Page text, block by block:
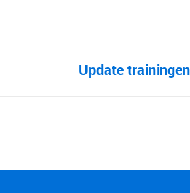
Update